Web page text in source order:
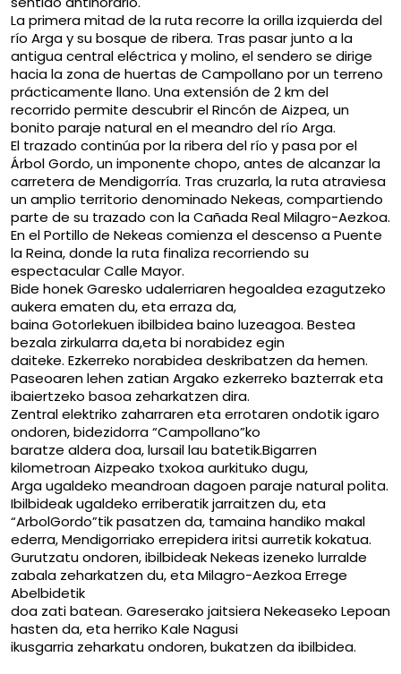
La primera mitad de la ruta recorre la orilla izquierda del
río Arga y su bosque de ribera. Tras pasar junto a la
antigua central eléctrica y molino, el sendero se dirige
hacia la zona de huertas de Campollano por un terreno
prácticamente llano. Una extensión de 2 km del
recorrido permite descubrir el Rincón de Aizpea, un
bonito paraje natural en el meandro del río Arga.
El trazado continúa por la ribera del río y pasa por el
Árbol Gordo, un imponente chopo, antes de alcanzar la
carretera de Mendigorría. Tras cruzarla, la ruta atraviesa
un amplio territorio denominado Nekeas, compartiendo
parte de su trazado con la Cañada Real Milagro-Aezkoa.
En el Portillo de Nekeas comienza el descenso a Puente
la Reina, donde la ruta finaliza recorriendo su
espectacular Calle Mayor.
Bide honek Garesko udalerriaren hegoaldea ezagutzeko
aukera ematen du, eta erraza da,
baina Gotorlekuen ibilbidea baino luzeagoa. Bestea
bezala zirkularra da,eta bi norabidez egin
daiteke. Ezkerreko norabidea deskribatzen da hemen.
Paseoaren lehen zatian Argako ezkerreko bazterrak eta
ibaiertzeko basoa zeharkatzen dira.
Zentral elektriko zaharraren eta errotaren ondotik igaro
ondoren, bidezidorra “Campollano”ko
baratze aldera doa, lursail lau batetik.Bigarren
kilometroan Aizpeako txokoa aurkituko dugu,
Arga ugaldeko meandroan dagoen paraje natural polita.
Ibilbideak ugaldeko erriberatik jarraitzen du, eta
“ArbolGordo”tik pasatzen da, tamaina handiko makal
ederra, Mendigorriako errepidera iritsi aurretik kokatua.
Gurutzatu ondoren, ibilbideak Nekeas izeneko lurralde
zabala zeharkatzen du, eta Milagro-Aezkoa Errege
Abelbidetik
doa zati batean. Gareserako jaitsiera Nekeaseko Lepoan
hasten da, eta herriko Kale Nagusi
ikusgarria zeharkatu ondoren, bukatzen da ibilbidea.